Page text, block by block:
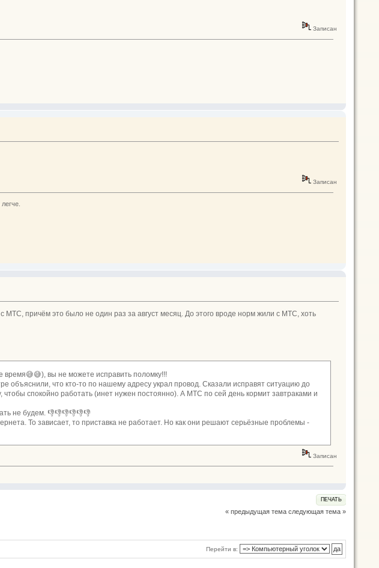
Записан
Записан
МТС, причём это было не один раз за август месяц. До этого вроде норм жили с МТС, хоть
время😅😅), вы не можете исправить поломку!!!
объяснили, что кто-то по нашему адресу украл провод. Сказали исправят ситуацию до
спокойно работать (инет нужен постоянно). А МТС по сей день кормит завтраками и
не будем. 👎👎👎👎👎👎
То зависает, то приставка не работает. Но как они решают серьёзные проблемы -
Записан
ПЕЧАТЬ
« предыдущая тема следующая тема »
Перейти в: